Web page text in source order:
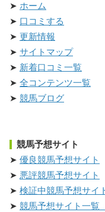
ホーム
口コミする
更新情報
サイトマップ
新着口コミ一覧
全コンテンツ一覧
競馬ブログ
競馬予想サイト
優良競馬予想サイト
悪評競馬予想サイト
検証中競馬予想サイ
競馬予想サイト一覧